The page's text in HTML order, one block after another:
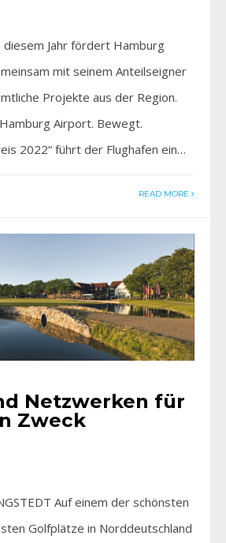
diesem Jahr fördert Hamburg
mit seinem Anteilseigner
Projekte aus der Region.
Airport. Bewegt.
2022“ führt der Flughafen ein…
READ MORE
Netzwerken für
Zweck
Auf einem der schönsten
Golfplätze in Norddeutschland